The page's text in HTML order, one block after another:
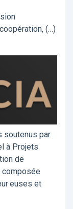
(…)
soutenus par
à Projets
de
composée
et